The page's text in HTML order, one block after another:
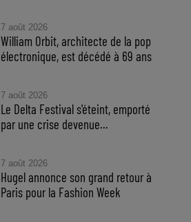
7 août 2026
William Orbit, architecte de la pop
électronique, est décédé à 69 ans
7 août 2026
Le Delta Festival s'éteint, emporté
par une crise devenue...
7 août 2026
Hugel annonce son grand retour à
Paris pour la Fashion Week